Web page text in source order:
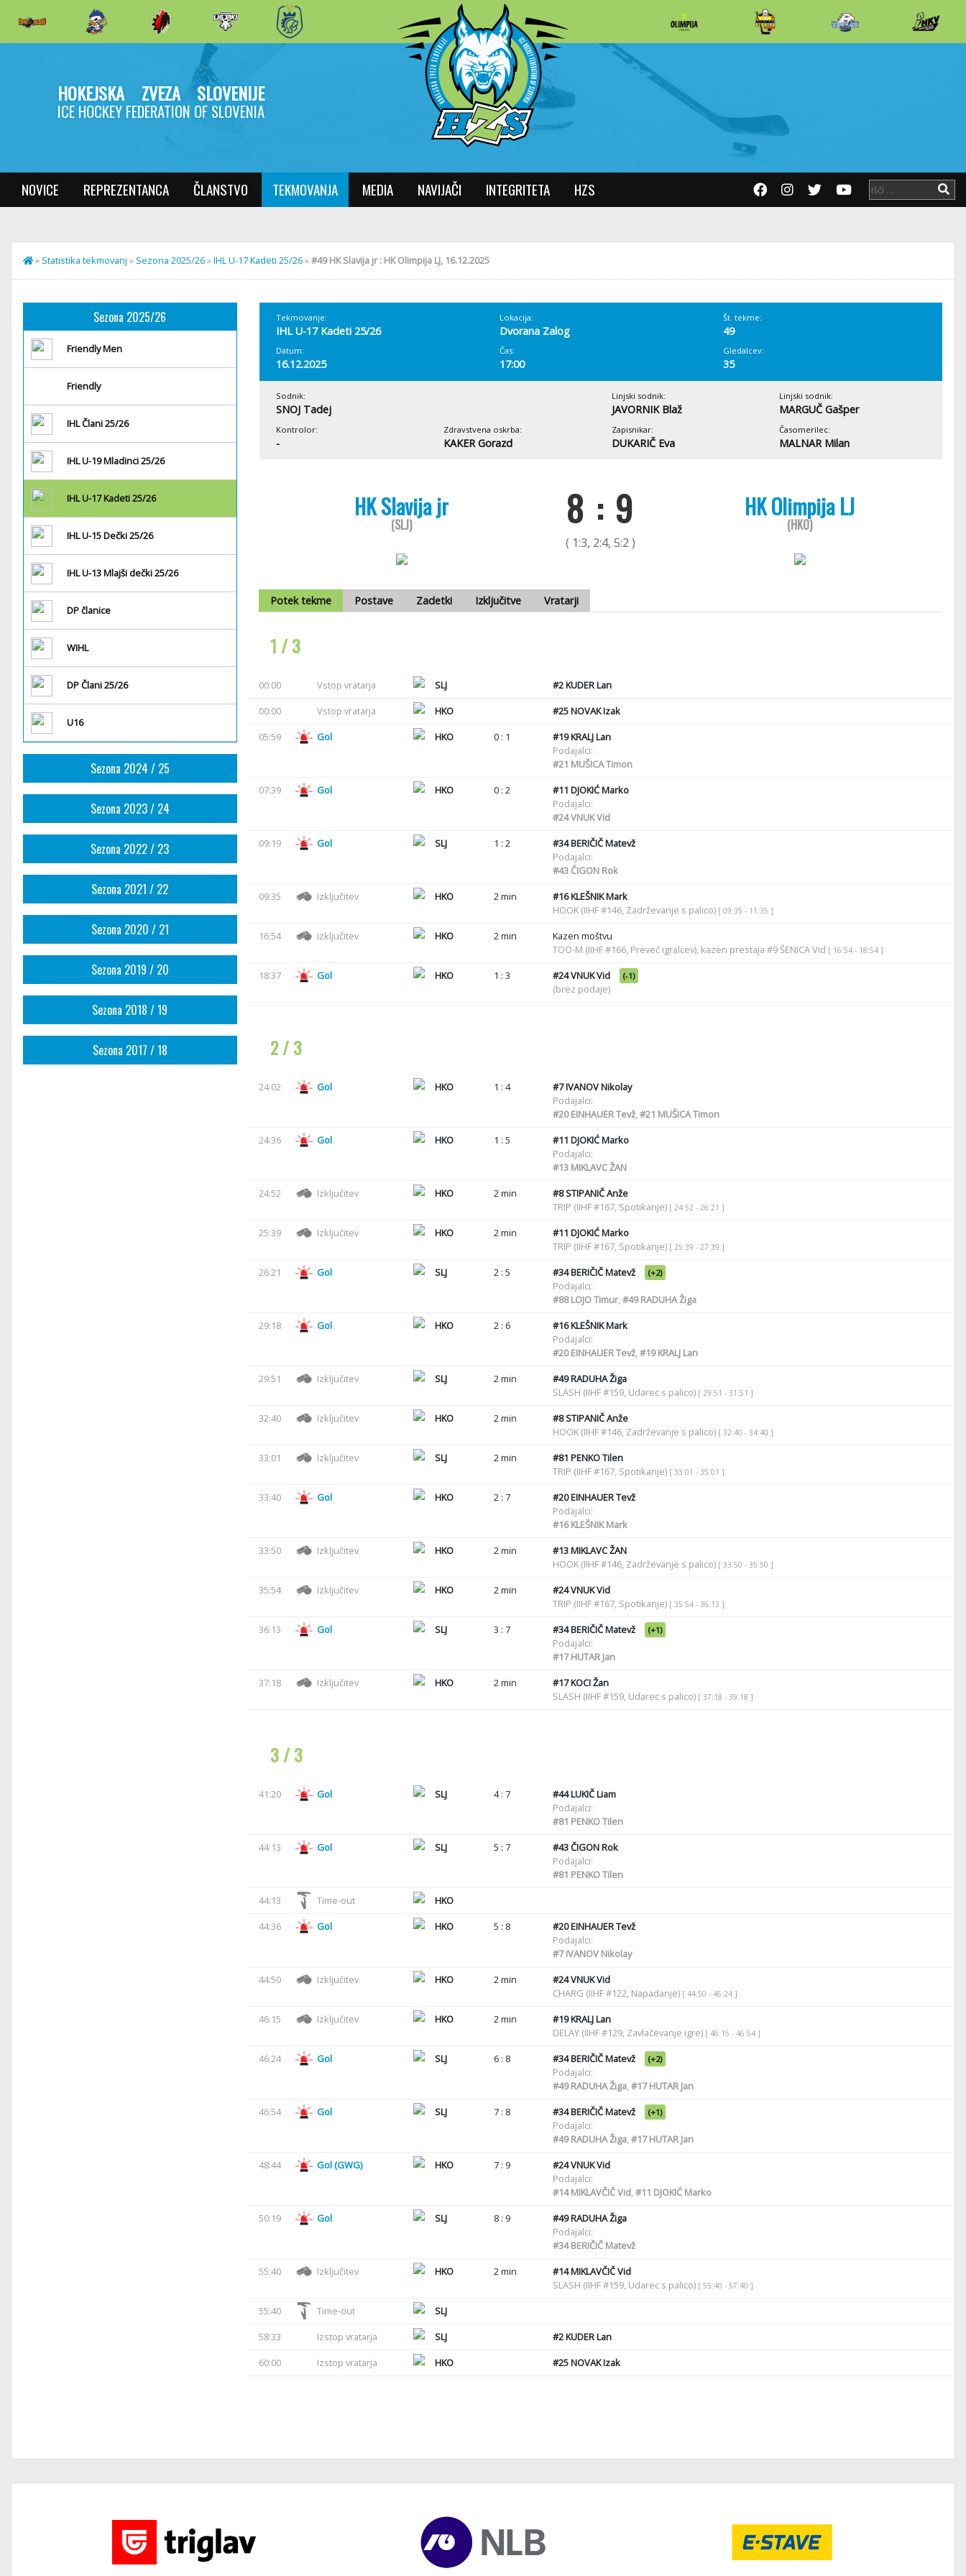
HOKEJSKA ZVEZA SLOVENIJE
ICE HOCKEY FEDERATION OF SLOVENIA
NOVICE REPREZENTANCA ČLANSTVO TEKMOVANJA MEDIA NAVIJAČI INTEGRITETA HZS
» Statistika tekmovanj » Sezona 2025/26»IHL U-17 Kadeti 25/26»#49 HK Slavija jr : HK Olimpija LJ, 16.12.2025
Sezona 2025/26
Friendly Men
Friendly
IHL Člani 25/26
IHL U-19 Mladinci 25/26
IHL U-17 Kadeti 25/26
IHL U-15 Dečki 25/26
IHL U-13 Mlajši dečki 25/26
DP članice
WIHL
DP Člani 25/26
U16
Sezona 2024 / 25
Sezona 2023 / 24
Sezona 2022 / 23
Sezona 2021 / 22
Sezona 2020 / 21
Sezona 2019 / 20
Sezona 2018 / 19
Sezona 2017 / 18
Tekmovanje:
IHL U-17 Kadeti 25/26
Lokacija:
Dvorana Zalog
Št. tekme:
49
Datum:
16.12.2025
Čas:
17:00
Gledalcev:
35
Sodnik:
SNOJ Tadej
Linjski sodnik:
JAVORNIK Blaž
Linjski sodnik:
MARGUČ Gašper
Kontrolor:
-
Zdravstvena oskrba:
KAKER Gorazd
Zapisnikar:
DUKARIČ Eva
Časomerilec:
MALNAR Milan
HK Slavija jr
(SLJ) 8 : 9
( 1:3, 2:4, 5:2 )
HK Olimpija LJ
(HKO)
Potek tekme Postave Zadetki Izključitve Vratarji
1 / 3
00:00 Vstop vratarja SLJ #2KUDER Lan
00:00
Vstop vratarja HKO #25NOVAK Izak
05:59
Gol HKO 0 : 1 #19KRALJ Lan
Podajalci:
#21 MUŠICA Timon
07:39
Gol HKO 0 : 2 #11 DJOKIĆ Marko
Podajalci:
#24VNUK Vid
09:19
Gol SLJ 1 : 2 #34BERIČIČ Matevž
Podajalci:
#43ČIGON Rok
09:35
Izključitev HKO 2 min #16KLEŠNIK Mark
HOOK (IIHF #146, Zadrževanje s palico) [ 09:35 - 11:35 ]
16:54 Izključitev HKO 2 min
Kazen moštvu
TOO-M (IIHF #166, Preveč igralcev), kazen prestaja #9 ŠENICA Vid [ 16:54 - 18:54 ]
18:37 Gol HKO 1 : 3 #24VNUK Vid (-1)
(brez podaje)
2 / 3
24:02 Gol HKO 1 : 4 #7IVANOV Nikolay
Podajalci:
#20EINHAUER Tevž,#21 MUŠICA Timon
24:36
Gol HKO 1 : 5 #11 DJOKIĆ Marko
Podajalci:
#13MIKLAVC ŽAN
24:52
Izključitev HKO 2 min #8STIPANIČ Anže
TRIP (IIHF #167, Spotikanje) [ 24:52 - 26:21 ]
25:39 Izključitev HKO 2 min #11 DJOKIĆ Marko
TRIP (IIHF #167, Spotikanje) [ 25:39 - 27:39 ]
26:21 Gol SLJ 2 : 5 #34BERIČIČ Matevž (+2)
Podajalci:
#88LOJO Timur,#49RADUHA Žiga
29:18
Gol HKO 2 : 6 #16KLEŠNIK Mark
Podajalci:
#20EINHAUER Tevž,#19KRALJ Lan
29:51
Izključitev SLJ 2 min #49RADUHA Žiga
SLASH (IIHF #159, Udarec s palico) [ 29:51 - 31:51 ]
32:40 Izključitev HKO 2 min #8STIPANIČ Anže
HOOK (IIHF #146, Zadrževanje s palico) [ 32:40 - 34:40 ]
33:01 Izključitev SLJ 2 min #81 PENKO Tilen
TRIP (IIHF #167, Spotikanje) [ 33:01 - 35:01 ]
33:40 Gol HKO 2 : 7 #20EINHAUER Tevž
Podajalci:
#16KLEŠNIK Mark
33:50
Izključitev HKO 2 min #13MIKLAVC ŽAN
HOOK (IIHF #146, Zadrževanje s palico) [ 33:50 - 35:50 ]
35:54 Izključitev HKO 2 min #24VNUK Vid
TRIP (IIHF #167, Spotikanje) [ 35:54 - 36:13 ]
36:13 Gol SLJ 3 : 7 #34BERIČIČ Matevž (+1)
Podajalci:
#17HUTAR Jan
37:18
Izključitev HKO 2 min #17KOCI Žan
SLASH (IIHF #159, Udarec s palico) [ 37:18 - 39:18 ]
3 / 3
41:20 Gol SLJ 4 : 7 #44LUKIČ Liam
Podajalci:
#81 PENKO Tilen
44:13
Gol SLJ 5 : 7 #43ČIGON Rok
Podajalci:
#81 PENKO Tilen
44:13
Time-out
HKO
44:36
Gol HKO 5 : 8 #20EINHAUER Tevž
Podajalci:
#7IVANOV Nikolay
44:50
Izključitev HKO 2 min #24VNUK Vid
CHARG (IIHF #122, Napadanje) [ 44:50 - 46:24 ]
46:15 Izključitev HKO 2 min #19KRALJ Lan
DELAY (IIHF #129, Zavlačevanje igre) [ 46:15 - 46:54 ]
46:24 Gol SLJ 6 : 8 #34BERIČIČ Matevž (+2)
Podajalci:
#49RADUHA Žiga,#17HUTAR Jan
46:54
Gol SLJ 7 : 8 #34BERIČIČ Matevž (+1)
Podajalci:
#49RADUHA Žiga,#17HUTAR Jan
48:44
Gol (GWG) HKO 7 : 9 #24VNUK Vid
Podajalci:
#14MIKLAVČIČ Vid,#11 DJOKIĆ Marko
50:19
Gol SLJ 8 : 9 #49RADUHA Žiga
Podajalci:
#34BERIČIČ Matevž
55:40
Izključitev HKO 2 min #14MIKLAVČIČ Vid
SLASH (IIHF #159, Udarec s palico) [ 55:40 - 57:40 ]
55:40 Time-out
SLJ
58:33
Izstop vratarja SLJ #2KUDER Lan
60:00
Izstop vratarja HKO #25NOVAK Izak